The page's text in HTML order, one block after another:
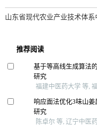
山东省现代农业产业技术体系